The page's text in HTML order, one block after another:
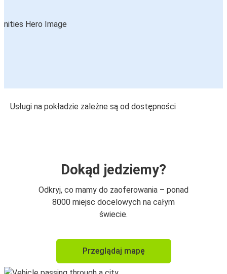
Usługi na pokładzie zależne są od dostępności
Dokąd jedziemy?
Odkryj, co mamy do zaoferowania – ponad
8000 miejsc docelowych na całym
świecie.
Przeglądaj mapę